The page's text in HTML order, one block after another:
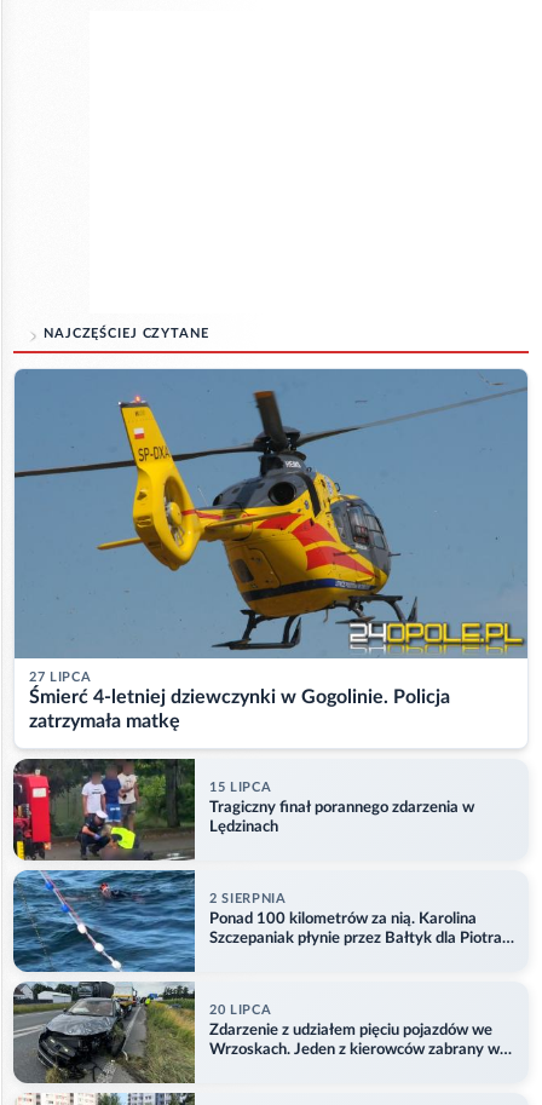
NAJCZĘŚCIEJ CZYTANE
27 LIPCA
Śmierć 4-letniej dziewczynki w Gogolinie. Policja
zatrzymała matkę
15 LIPCA
Tragiczny finał porannego zdarzenia w
Lędzinach
2 SIERPNIA
Ponad 100 kilometrów za nią. Karolina
Szczepaniak płynie przez Bałtyk dla Piotra.
20 LIPCA
Zdarzenie z udziałem pięciu pojazdów we
Wrzoskach. Jeden z kierowców zabrany w